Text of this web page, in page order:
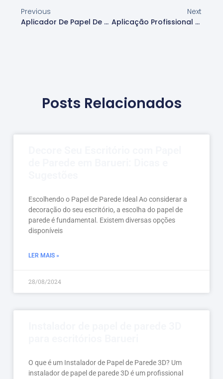
Previous
Aplicador De Papel De Parede Madeira Em São Paulo
Next
Aplicação Profissional De Papel De Parede Madeira Em São Paulo
Posts Relacionados
Escolhendo o Papel de Parede Ideal Ao considerar a
decoração do seu escritório, a escolha do papel de
parede é fundamental. Existem diversas opções
disponíveis
LER MAIS »
28/08/2024
O que é um Instalador de Papel de Parede 3D? Um
instalador de papel de parede 3D é um profissional